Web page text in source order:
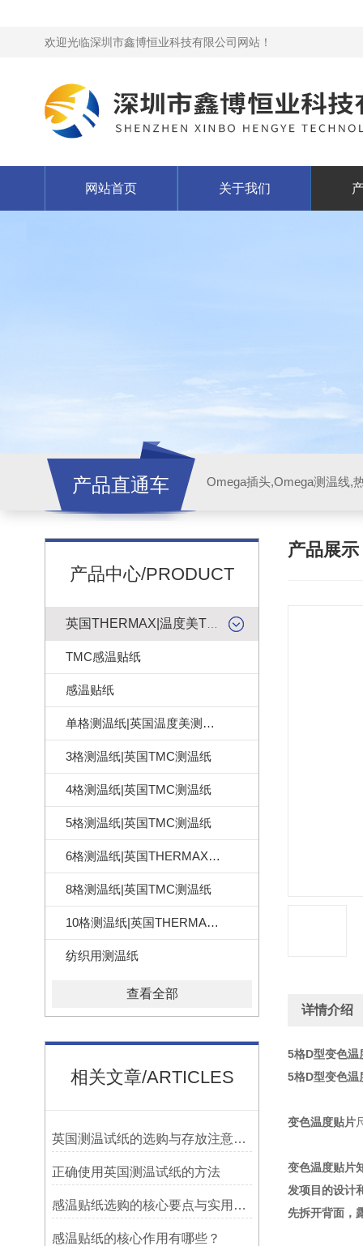
欢迎光临深圳市鑫博恒业科技有限公司网站！
网站首页 关于我们
产品直通车
产品中心/PRODUCT
TMC感温贴纸
感温贴纸
单格测温纸|英国温度美测温纸
3格测温纸|英国TMC测温纸
4格测温纸|英国TMC测温纸
5格测温纸|英国TMC测温纸
6格测温纸|英国THERMAX测温纸
8格测温纸|英国TMC测温纸
10格测温纸|英国THERMAX测温纸
纺织用测温纸
查看全部
相关文章/ARTICLES
英国测温试纸的选购与存放注意事项
正确使用英国测温试纸的方法
感温贴纸选购的核心要点与实用建议
感温贴纸的核心作用有哪些？
产品展示
详情介绍
5格D型变色温
5格D型变色温
变色温度贴片
变色温度贴片
发项目的设计
先拆开背面，